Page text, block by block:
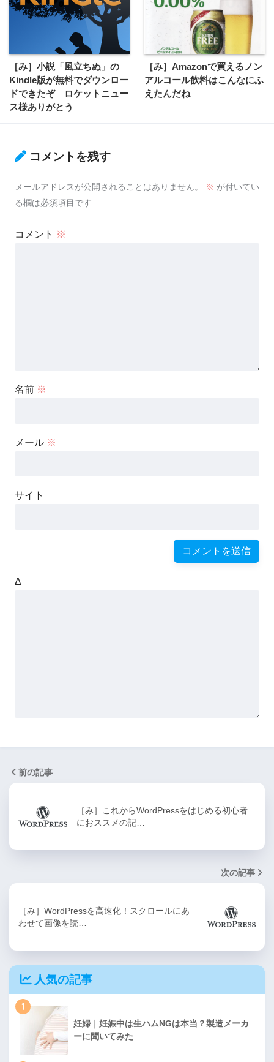
［み］小説「風立ちぬ」の
Kindle版が無料でダウンロー
ドできたぞ ロケットニュー
ス様ありがとう
［み］Amazonで買えるノン
アルコール飲料はこんなにふ
えたんだね
コメントを残す
メールアドレスが公開されることはありません。 ※ が付いてい
る欄は必須項目です
コメント ※
名前 ※
メール ※
サイト
Δ
前の記事
［み］これからWordPressをはじめる初心者
におススメの記…
次の記事
［み］WordPressを高速化！スクロールにあ
わせて画像を読…
人気の記事
1
妊婦｜妊娠中は生ハムNGは本当？製造メーカ
ーに聞いてみた